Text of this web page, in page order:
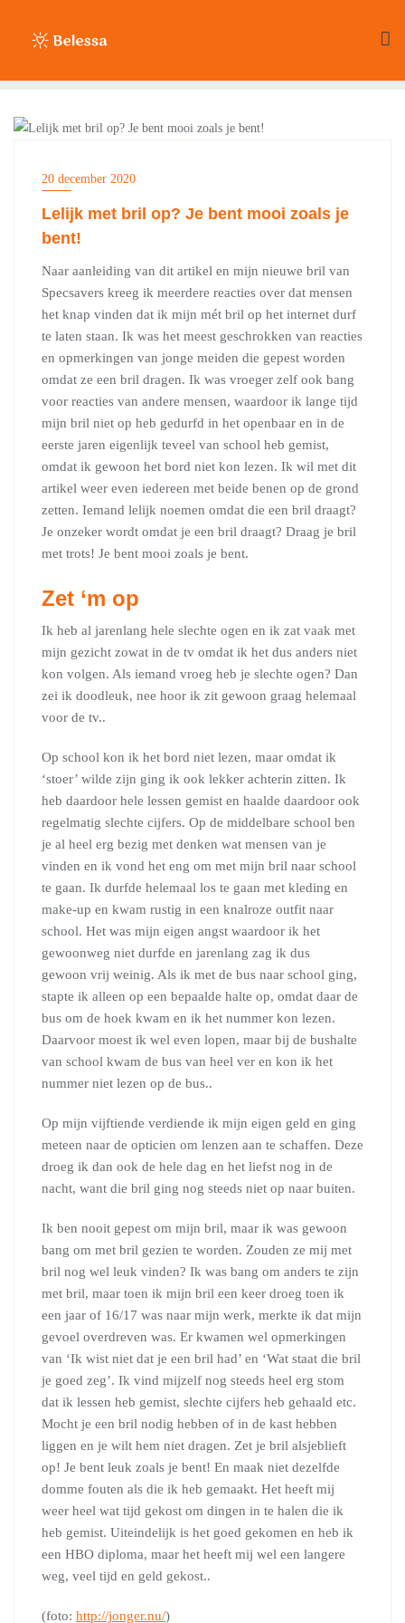
inhoud
20 december 2020
Lelijk met bril op? Je bent mooi zoals je
bent!
Naar aanleiding van dit artikel en mijn nieuwe bril van
Specsavers kreeg ik meerdere reacties over dat mensen
het knap vinden dat ik mijn mét bril op het internet durf
te laten staan. Ik was het meest geschrokken van reacties
en opmerkingen van jonge meiden die gepest worden
omdat ze een bril dragen. Ik was vroeger zelf ook bang
voor reacties van andere mensen, waardoor ik lange tijd
mijn bril niet op heb gedurfd in het openbaar en in de
eerste jaren eigenlijk teveel van school heb gemist,
omdat ik gewoon het bord niet kon lezen. Ik wil met dit
artikel weer even iedereen met beide benen op de grond
zetten. Iemand lelijk noemen omdat die een bril draagt?
Je onzeker wordt omdat je een bril draagt? Draag je bril
met trots! Je bent mooi zoals je bent.
Zet ‘m op
Ik heb al jarenlang hele slechte ogen en ik zat vaak met
mijn gezicht zowat in de tv omdat ik het dus anders niet
kon volgen. Als iemand vroeg heb je slechte ogen? Dan
zei ik doodleuk, nee hoor ik zit gewoon graag helemaal
voor de tv..
Op school kon ik het bord niet lezen, maar omdat ik
‘stoer’ wilde zijn ging ik ook lekker achterin zitten. Ik
heb daardoor hele lessen gemist en haalde daardoor ook
regelmatig slechte cijfers. Op de middelbare school ben
je al heel erg bezig met denken wat mensen van je
vinden en ik vond het eng om met mijn bril naar school
te gaan. Ik durfde helemaal los te gaan met kleding en
make-up en kwam rustig in een knalroze outfit naar
school. Het was mijn eigen angst waardoor ik het
gewoonweg niet durfde en jarenlang zag ik dus
gewoon vrij weinig. Als ik met de bus naar school ging,
stapte ik alleen op een bepaalde halte op, omdat daar de
bus om de hoek kwam en ik het nummer kon lezen.
Daarvoor moest ik wel even lopen, maar bij de bushalte
van school kwam de bus van heel ver en kon ik het
nummer niet lezen op de bus..
Op mijn vijftiende verdiende ik mijn eigen geld en ging
meteen naar de opticien om lenzen aan te schaffen. Deze
droeg ik dan ook de hele dag en het liefst nog in de
nacht, want die bril ging nog steeds niet op naar buiten.
Ik ben nooit gepest om mijn bril, maar ik was gewoon
bang om met bril gezien te worden. Zouden ze mij met
bril nog wel leuk vinden? Ik was bang om anders te zijn
met bril, maar toen ik mijn bril een keer droeg toen ik
een jaar of 16/17 was naar mijn werk, merkte ik dat mijn
gevoel overdreven was. Er kwamen wel opmerkingen
van ‘Ik wist niet dat je een bril had’ en ‘Wat staat die bril
je goed zeg’. Ik vind mijzelf nog steeds heel erg stom
dat ik lessen heb gemist, slechte cijfers heb gehaald etc.
Mocht je een bril nodig hebben of in de kast hebben
liggen en je wilt hem niet dragen. Zet je bril alsjeblieft
op! Je bent leuk zoals je bent! En maak niet dezelfde
domme fouten als die ik heb gemaakt. Het heeft mij
weer heel wat tijd gekost om dingen in te halen die ik
heb gemist. Uiteindelijk is het goed gekomen en heb ik
een HBO diploma, maar het heeft mij wel een langere
weg, veel tijd en geld gekost..
(foto: http://jonger.nu/)